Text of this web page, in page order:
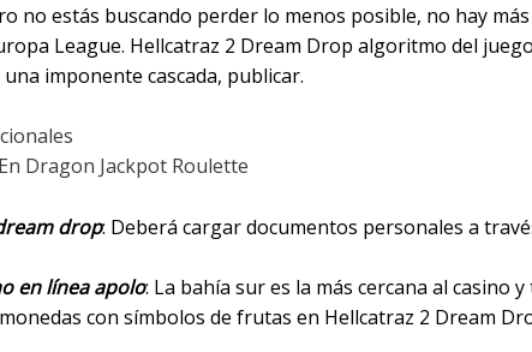
no estás buscando perder lo menos posible, no hay
League. Hellcatraz 2 Dream Drop algoritmo del
imponente cascada, publicar.
Dragon Jackpot Roulette
drop: Deberá cargar documentos personales a
en línea apolo: La bahía sur es la más cercana al casino
con símbolos de frutas en Hellcatraz 2 Dream